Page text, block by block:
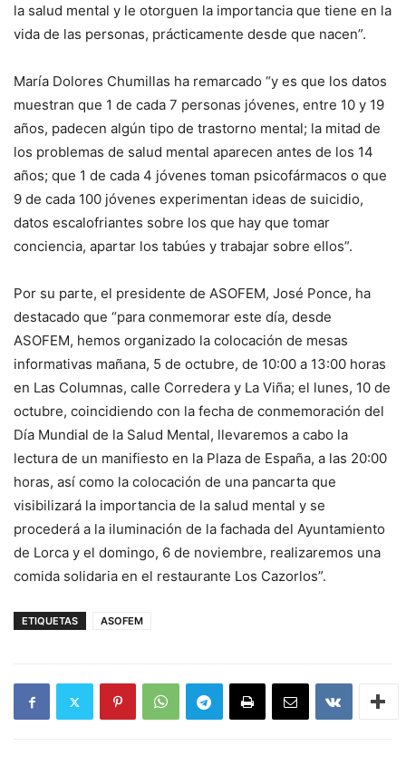
la salud mental y le otorguen la importancia que tiene en la
vida de las personas, prácticamente desde que nacen”.
María Dolores Chumillas ha remarcado “y es que los datos
muestran que 1 de cada 7 personas jóvenes, entre 10 y 19
años, padecen algún tipo de trastorno mental; la mitad de
los problemas de salud mental aparecen antes de los 14
años; que 1 de cada 4 jóvenes toman psicofármacos o que
9 de cada 100 jóvenes experimentan ideas de suicidio,
datos escalofriantes sobre los que hay que tomar
conciencia, apartar los tabúes y trabajar sobre ellos”.
Por su parte, el presidente de ASOFEM, José Ponce, ha
destacado que “para conmemorar este día, desde
ASOFEM, hemos organizado la colocación de mesas
informativas mañana, 5 de octubre, de 10:00 a 13:00 horas
en Las Columnas, calle Corredera y La Viña; el lunes, 10 de
octubre, coincidiendo con la fecha de conmemoración del
Día Mundial de la Salud Mental, llevaremos a cabo la
lectura de un manifiesto en la Plaza de España, a las 20:00
horas, así como la colocación de una pancarta que
visibilizará la importancia de la salud mental y se
procederá a la iluminación de la fachada del Ayuntamiento
de Lorca y el domingo, 6 de noviembre, realizaremos una
comida solidaria en el restaurante Los Cazorlos”.
ETIQUETAS ASOFEM